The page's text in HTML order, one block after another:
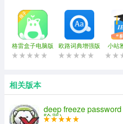
格雷盒子电脑版 欧路词典增强版 小站
相关版本
deep freeze
除器)